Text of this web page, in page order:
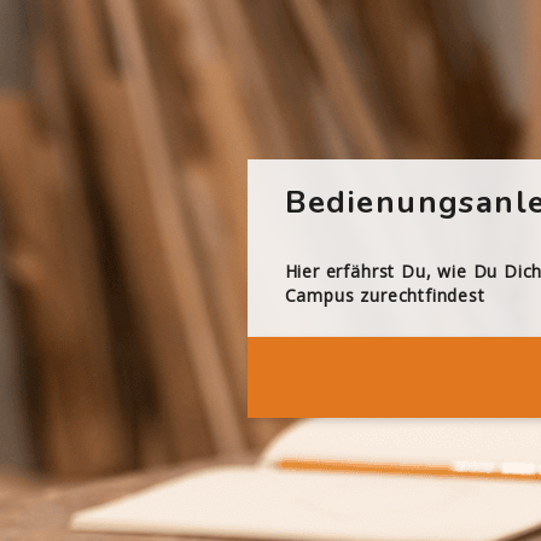
Hier erfährst Du, wie Du
Campus zurechtfindest